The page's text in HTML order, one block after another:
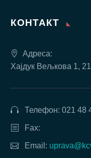
КОНТАКТ
Адреса:
Хајдук Вељкова 1,
Телефон: 021 48
Fax:
Email: